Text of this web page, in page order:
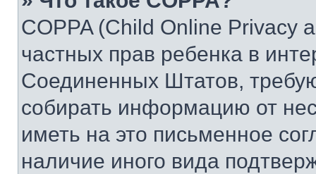
COPPA (Child Online Privacy
частных прав ребенка в
Соединенных Штатов,
собирать информацию от
иметь на это письменное
наличие иного вида